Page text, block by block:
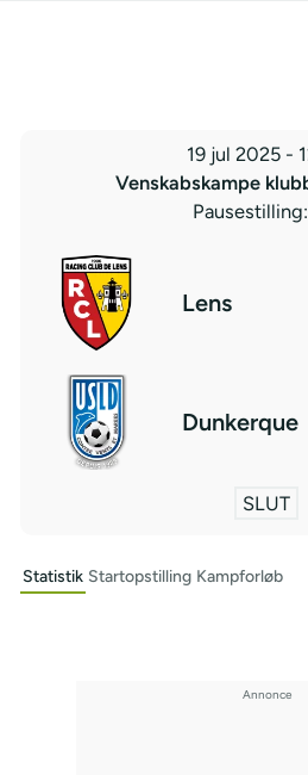
19 jul 2025 -
Venskabskampe
Lens
Dunkerque
SLUT
Statistik Startopstilling Kampforløb